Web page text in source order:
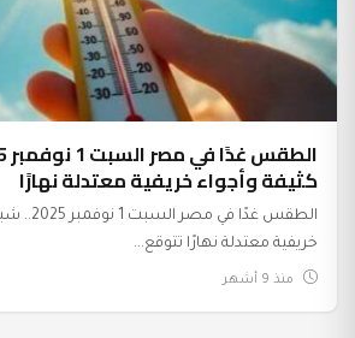
كثيفة وأجواء خريفية معتدلة نهارًا
الطقس غدًا
خريفية معتدلة نهارًا تتوقع...
منذ 9 أشهر